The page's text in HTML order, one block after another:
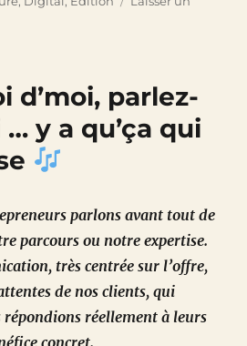
d’moi, parlez-
… y a qu’ça qui
parlons avant tout de
parcours ou notre expertise.
très centrée sur l’offre,
de nos clients, qui
réellement à leurs